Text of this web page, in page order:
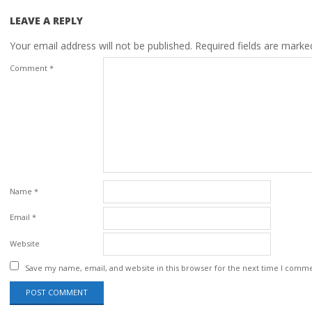
LEAVE A REPLY
Your email address will not be published. Required fields are
Comment *
Name *
Email *
Website
Save my name, email, and website in this browser for the next time I